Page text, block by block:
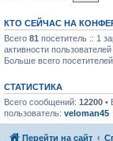
КТО СЕЙЧАС НА
Всего 81 посетитель :: 1
активности
Больше всего
СТАТИСТИКА
Всего сообщений: 12200 •
пользователь: veloman45
Перейти на сайт